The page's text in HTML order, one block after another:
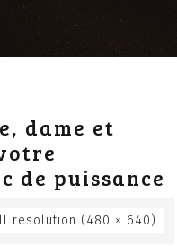
dame et
de puissance
resolution (480 × 640)